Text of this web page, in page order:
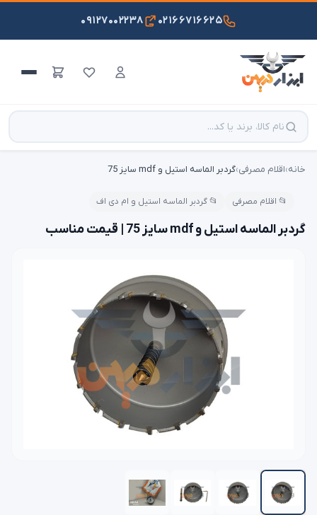
۰۲۱۶۶۷۱۶۶۲۵ ۰۹۱۲۷۰۰۲۲۳۸
خانه›اقلام مصرفی›گردبر الماسه استیل و mdf سایز 75
📂 اقلام مصرفی 📂 گردبر الماسه استیل و ام دی اف
گردبر الماسه استیل و mdf سایز 75 | قیمت مناسب